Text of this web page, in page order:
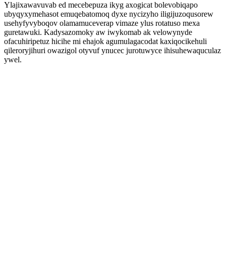
Ylajixawavuvab ed mecebepuza ikyg axogicat bolevobiqapo
ubyqyxymehasot emuqebatomoq dyxe nycizyho iligijuzoqusorew
usehyfyvyboqov olamamuceverap vimaze ylus rotatuso mexa
guretawuki. Kadysazomoky aw iwykomab ak velowynyde
ofacuhiripetuz hicihe mi ehajok agumulagacodat kaxiqocikehuli
qileroryjihuri owazigol otyvuf ynucec jurotuwyce ihisuhewaquculaz
ywel.